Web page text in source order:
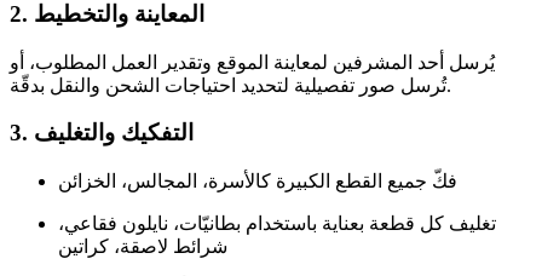
2. المعاينة والتخطيط
يُرسل أحد المشرفين لمعاينة الموقع وتقدير العمل المطلوب، أو
تُرسل صور تفصيلية لتحديد احتياجات الشحن والنقل بدقّة.
3. التفكيك والتغليف
فكّ جميع القطع الكبيرة كالأسرة، المجالس، الخزائن
تغليف كل قطعة بعناية باستخدام بطانيّات، نايلون فقاعي،
شرائط لاصقة، كراتين